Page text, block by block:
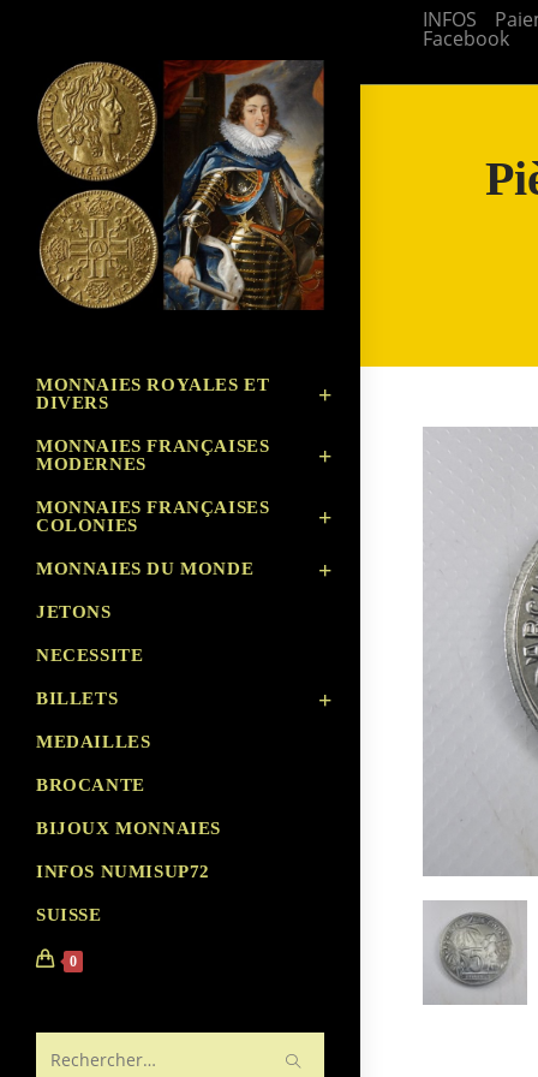
INFOS
Facebook
MONNAIES ROYALES ET
DIVERS
MONNAIES FRANÇAISES
MODERNES
MONNAIES FRANÇAISES
COLONIES
MONNAIES DU MONDE
JETONS
NECESSITE
BILLETS
MEDAILLES
BROCANTE
BIJOUX MONNAIES
INFOS NUMISUP72
SUISSE
0